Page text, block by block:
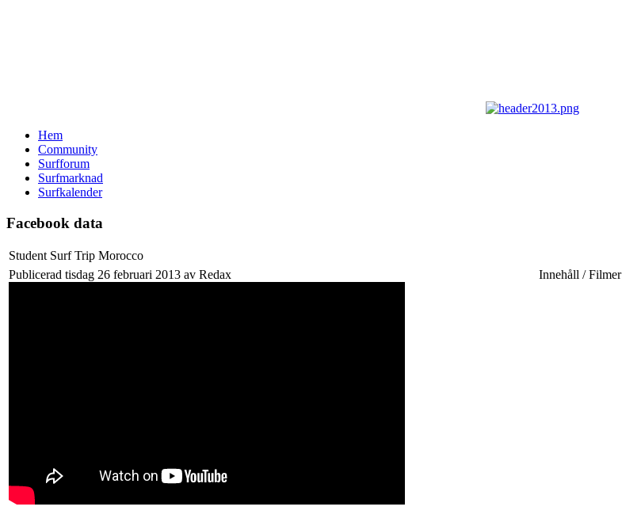
Hem
Community
Surfforum
Surfmarknad
Surfkalender
Facebook data
Student Surf Trip Morocco
Publicerad tisdag 26 februari 2013 av Redax
Innehåll / Filmer